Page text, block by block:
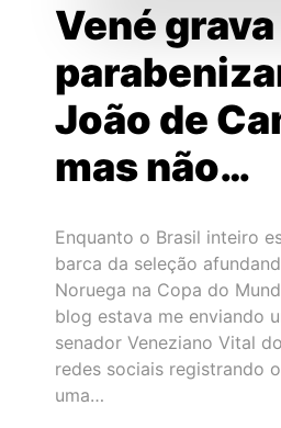
Vené
João de
mas não…
Enquanto o Brasil inteiro
barca da seleção
Noruega na Copa do
blog estava me enviando
senador Veneziano Vital
redes sociais registrando
uma…